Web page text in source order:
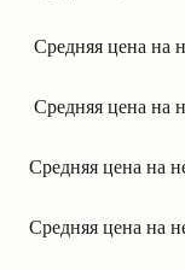
Средняя цена на
Средняя цена на
Средняя цена на
Средняя цена на